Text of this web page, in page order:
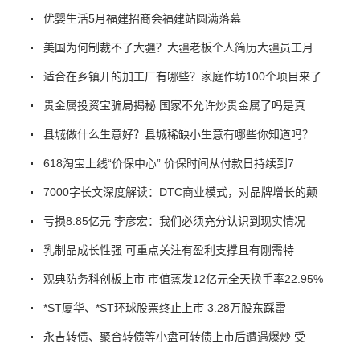
优婴生活5月福建招商会福建站圆满落幕
美国为何制裁不了大疆？大疆老板个人简历大疆员工月
适合在乡镇开的加工厂有哪些？家庭作坊100个项目来了
贵金属投资宝骗局揭秘 国家不允许炒贵金属了吗是真
县城做什么生意好？县城稀缺小生意有哪些你知道吗？
618淘宝上线“价保中心” 价保时间从付款日持续到7
7000字长文深度解读：DTC商业模式，对品牌增长的颠
亏损8.85亿元 李彦宏：我们必须充分认识到现实情况
乳制品成长性强 可重点关注有盈利支撑且有刚需特
观典防务科创板上市 市值蒸发12亿元全天换手率22.95%
*ST厦华、*ST环球股票终止上市 3.28万股东踩雷
永吉转债、聚合转债等小盘可转债上市后遭遇爆炒 受